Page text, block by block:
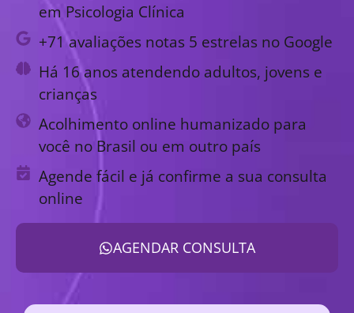
em Psicologia Clínica
+71 avaliações notas 5 estrelas no Google
Há 16 anos atendendo adultos, jovens e
crianças
Acolhimento online humanizado para
você no Brasil ou em outro país
Agende fácil e já confirme a sua consulta
online
AGENDAR CONSULTA